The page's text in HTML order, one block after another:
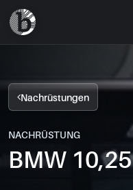
Nachrüsten
News
Nachrüstungen
NACHRÜSTUNG
BMW